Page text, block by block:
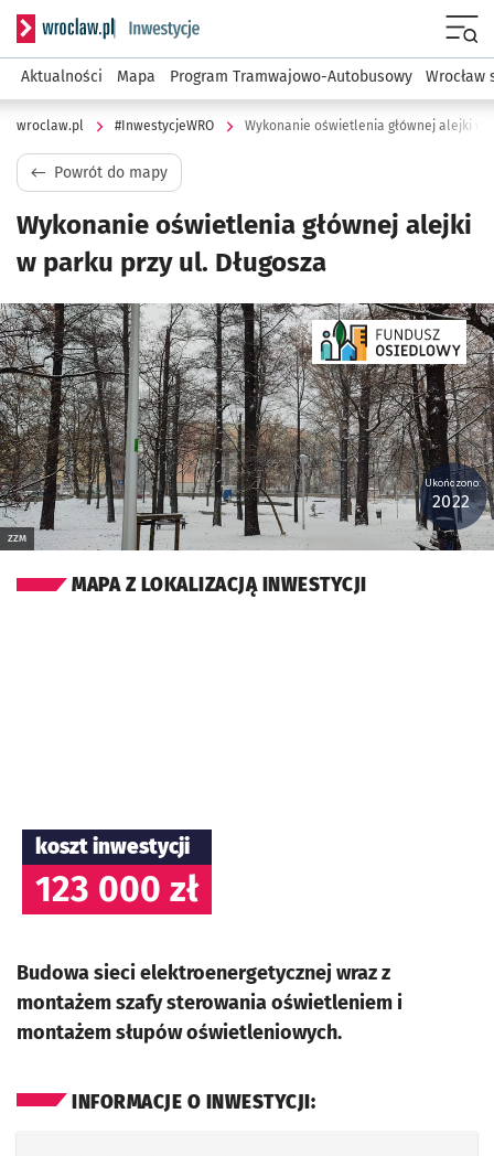
Serwis informacyjny wroclaw.pl podserwis:
Aktualności Mapa Program Tramwajowo-Autobusowy Wrocław
wroclaw.pl #InwestycjeWRO Wykonanie oświetlenia głównej alejki w
Powrót do mapy
Wykonanie oświetlenia głównej alejki
w parku przy ul. Długosza
Kliknij, aby powiększyć
ZZM
Ukończono:
2022
MAPA Z LOKALIZACJĄ INWESTYCJI
koszt inwestycji
123 000 zł
Budowa sieci elektroenergetycznej wraz z
montażem szafy sterowania oświetleniem i
montażem słupów oświetleniowych.
INFORMACJE O INWESTYCJI: